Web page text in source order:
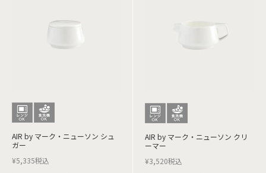
AIR by マーク・ニューソン シュ
ガー
¥5,335税込
AIR by マーク・ニューソン クリ
ーマー
¥3,520税込